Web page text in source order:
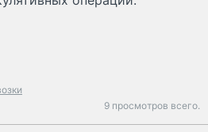
9 просмотров всего.